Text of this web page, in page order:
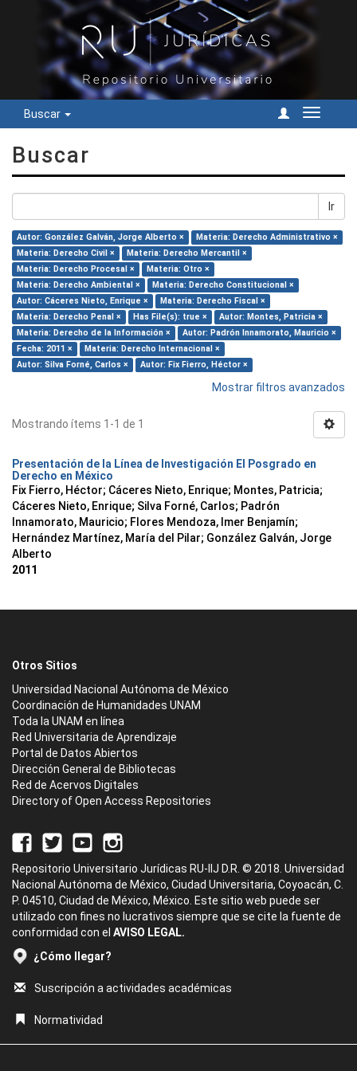
Buscar
Cambiar
Buscar
Ir
Autor: González Galván, Jorge Alberto ×
Materia: Derecho Administrativo ×
Materia: Derecho Civil ×
Materia: Derecho Mercantil ×
Materia: Derecho Procesal ×
Materia: Otro ×
Materia: Derecho Ambiental ×
Materia: Derecho Constitucional ×
Autor: Cáceres Nieto, Enrique ×
Materia: Derecho Fiscal ×
Materia: Derecho Penal ×
Has File(s): true ×
Autor: Montes, Patricia ×
Materia: Derecho de la Información ×
Autor: Padrón Innamorato, Mauricio ×
Fecha: 2011 ×
Materia: Derecho Internacional ×
Autor: Silva Forné, Carlos ×
Autor: Fix Fierro, Héctor ×
Mostrar filtros avanzados
Mostrando ítems 1-1 de 1
Presentación de la Línea de Investigación El Posgrado en
Derecho en México
Fix Fierro, Héctor; Cáceres Nieto, Enrique; Montes, Patricia;
Cáceres Nieto, Enrique; Silva Forné, Carlos; Padrón
Innamorato, Mauricio; Flores Mendoza, Imer Benjamín;
Hernández Martínez, María del Pilar; González Galván, Jorge
Alberto
2011
Otros Sitios
Universidad Nacional Autónoma de México
Coordinación de Humanidades UNAM
Toda la UNAM en línea
Red Universitaria de Aprendizaje
Portal de Datos Abiertos
Dirección General de Bibliotecas
Red de Acervos Digitales
Directory of Open Access Repositories
Repositorio Universitario Jurídicas RU-IIJ D.R. © 2018. Universidad
Nacional Autónoma de México, Ciudad Universitaria, Coyoacán, C.
P. 04510, Ciudad de México, México. Este sitio web puede ser
utilizado con fines no lucrativos siempre que se cite la fuente de
conformidad con el AVISO LEGAL.
¿Cómo llegar?
Suscripción a actividades académicas
Normatividad